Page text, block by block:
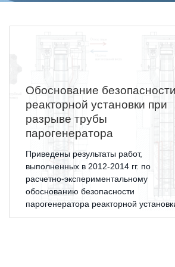
Обеспечение жильем
Социальная поддержка
Спорт и отдых
Санаторий-профилакторий
Высокая социальная
ВНИИТФ
Территория здоровья
Обоснование безопасности
реакторной установки при
разрыве трубы
парогенератора
Приведены результаты работ,
выполненных в 2012-2014 гг. по
расчетно-экспериментальному
обоснованию безопасности
парогенератора реакторной
типа БРЕСТ вследствие разрыва